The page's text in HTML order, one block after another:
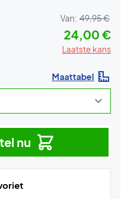
Van: 49,95 €
24,00 €
Laatste kans
Maattabel
nu